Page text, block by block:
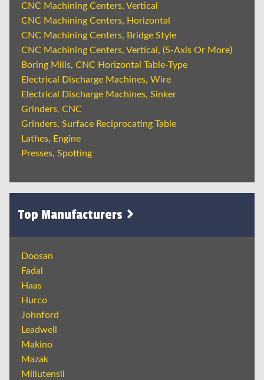
CNC Machining Centers, Vertical
CNC Machining Centers, Horizontal
CNC Machining Centers, Bridge Style
CNC Machining Centers, Vertical, (5-Axis Or More)
Boring Mills, CNC Horizontal Table-Type
Electrical Discharge Machines, Wire
Electrical Discharge Machines, Sinker
Grinders, CNC
Grinders, Surface Reciprocating Table
Lathes, Engine
Presses, Spotting
Top Manufacturers
Doosan
Fadal
Haas
Hurco
Johnford
Leadwell
Makino
Mazak
Millutensil